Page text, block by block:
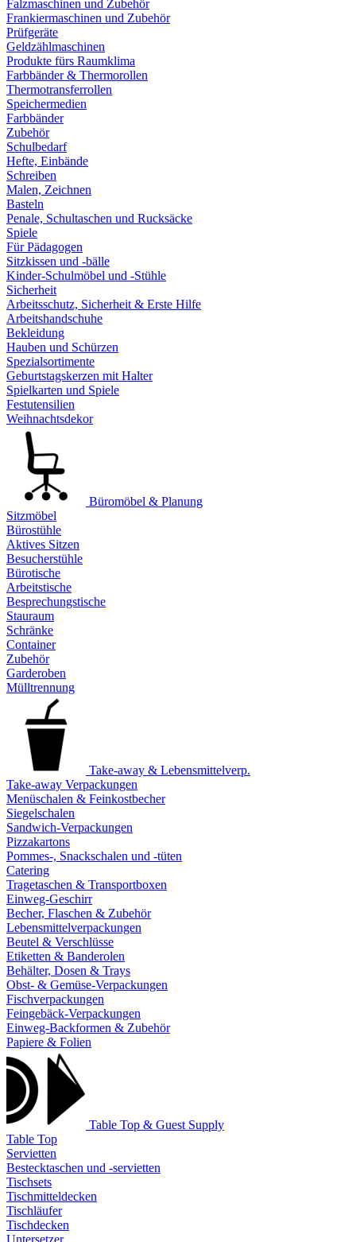
Falzmaschinen und Zubehör
Frankiermaschinen und Zubehör
Prüfgeräte
Geldzählmaschinen
Produkte fürs Raumklima
Farbbänder & Thermorollen
Thermotransferrollen
Speichermedien
Farbbänder
Zubehör
Schulbedarf
Hefte, Einbände
Schreiben
Malen, Zeichnen
Basteln
Penale, Schultaschen und Rucksäcke
Spiele
Für Pädagogen
Sitzkissen und -bälle
Kinder-Schulmöbel und -Stühle
Sicherheit
Arbeitsschutz, Sicherheit & Erste Hilfe
Arbeitshandschuhe
Bekleidung
Hauben und Schürzen
Spezialsortimente
Geburtstagskerzen mit Halter
Spielkarten und Spiele
Festutensilien
Weihnachtsdekor
Büromöbel & Planung
Sitzmöbel
Bürostühle
Aktives Sitzen
Besucherstühle
Bürotische
Arbeitstische
Besprechungstische
Stauraum
Schränke
Container
Zubehör
Garderoben
Mülltrennung
Take-away & Lebensmittelverp.
Take-away Verpackungen
Menüschalen & Feinkostbecher
Siegelschalen
Sandwich-Verpackungen
Pizzakartons
Pommes-, Snackschalen und -tüten
Catering
Tragetaschen & Transportboxen
Einweg-Geschirr
Becher, Flaschen & Zubehör
Lebensmittelverpackungen
Beutel & Verschlüsse
Etiketten & Banderolen
Behälter, Dosen & Trays
Obst- & Gemüse-Verpackungen
Fischverpackungen
Feingebäck-Verpackungen
Einweg-Backformen & Zubehör
Papiere & Folien
Table Top & Guest Supply
Table Top
Servietten
Bestecktaschen und -servietten
Tischsets
Tischmitteldecken
Tischläufer
Tischdecken